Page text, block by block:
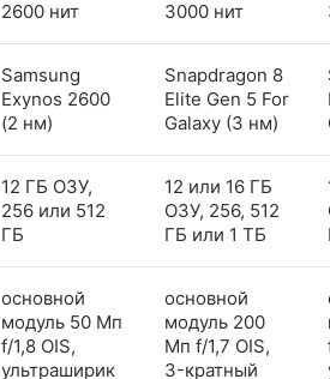
2600 нит 3000 нит
Samsung
Exynos 2600
(2 нм)
Snapdragon 8
Elite Gen 5 For
Galaxy (3 нм)
12 ГБ ОЗУ,
256 или 512
ГБ
12 или 16 ГБ
ОЗУ, 256, 512
ГБ или 1 ТБ
основной
модуль 50 Мп
f/1,8 OIS,
ультраширик
основной
модуль 200
Мп f/1,7 OIS,
3-кратный